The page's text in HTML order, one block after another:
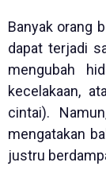
Banyak orang
dapat terjadi
mengubah
kecelakaan,
cintai).
mengatakan
justru